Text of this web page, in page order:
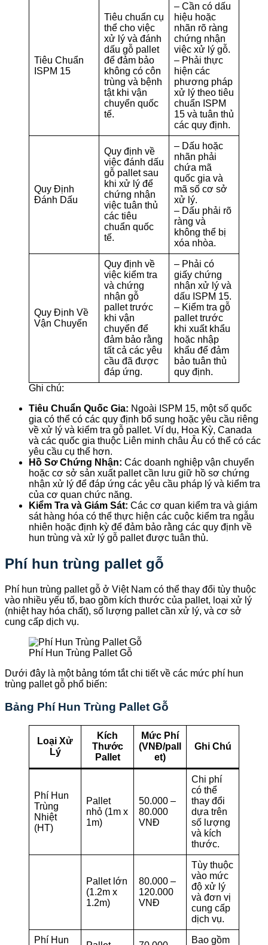
Tiêu Chuẩn
ISPM 15
Tiêu chuẩn cụ
thể cho việc
xử lý và đánh
dấu gỗ pallet
để đảm bảo
không có côn
trùng và bệnh
tật khi vận
chuyển quốc
tế.
– Cần có dấu
hiệu hoặc
nhãn rõ ràng
chứng nhận
việc xử lý gỗ.
– Phải thực
hiện các
phương pháp
xử lý theo tiêu
chuẩn ISPM
15 và tuân thủ
các quy định.
Quy Định
Đánh Dấu
Quy định về
việc đánh dấu
gỗ pallet sau
khi xử lý để
chứng nhận
việc tuân thủ
các tiêu
chuẩn quốc
tế.
– Dấu hoặc
nhãn phải
chứa mã
quốc gia và
mã số cơ sở
xử lý.
– Dấu phải rõ
ràng và
không thể bị
xóa nhòa.
Quy Định Về
Vận Chuyển
Quy định về
việc kiểm tra
và chứng
nhận gỗ
pallet trước
khi vận
chuyển để
đảm bảo rằng
tất cả các yêu
cầu đã được
đáp ứng.
– Phải có
giấy chứng
nhận xử lý và
dấu ISPM 15.
– Kiểm tra gỗ
pallet trước
khi xuất khẩu
hoặc nhập
khẩu để đảm
bảo tuân thủ
quy định.
Ghi chú:
Tiêu Chuẩn Quốc Gia: Ngoài ISPM 15, một số quốc
gia có thể có các quy định bổ sung hoặc yêu cầu riêng
về xử lý và kiểm tra gỗ pallet. Ví dụ, Hoa Kỳ, Canada
và các quốc gia thuộc Liên minh châu Âu có thể có các
yêu cầu cụ thể hơn.
Hồ Sơ Chứng Nhận: Các doanh nghiệp vận chuyển
hoặc cơ sở sản xuất pallet cần lưu giữ hồ sơ chứng
nhận xử lý để đáp ứng các yêu cầu pháp lý và kiểm tra
của cơ quan chức năng.
Kiểm Tra và Giám Sát: Các cơ quan kiểm tra và giám
sát hàng hóa có thể thực hiện các cuộc kiểm tra ngẫu
nhiên hoặc định kỳ để đảm bảo rằng các quy định về
hun trùng và xử lý gỗ pallet được tuân thủ.
Phí hun trùng pallet gỗ
Phí hun trùng pallet gỗ ở Việt Nam có thể thay đổi tùy thuộc
vào nhiều yếu tố, bao gồm kích thước của pallet, loại xử lý
(nhiệt hay hóa chất), số lượng pallet cần xử lý, và cơ sở
cung cấp dịch vụ.
Phí Hun Trùng Pallet Gỗ
Dưới đây là một bảng tóm tắt chi tiết về các mức phí hun
trùng pallet gỗ phổ biến:
Bảng Phí Hun Trùng Pallet Gỗ
Loại Xử
Lý
Kích
Thước
Pallet
Mức Phí
(VNĐ/pall
et)
Ghi Chú
Phí Hun
Trùng
Nhiệt
(HT)
Pallet
nhỏ (1m x
1m)
50.000 –
80.000
VNĐ
Chi phí
có thể
thay đổi
dựa trên
số lượng
và kích
thước.
Pallet lớn
(1.2m x
1.2m)
80.000 –
120.000
VNĐ
Tùy thuộc
vào mức
độ xử lý
và đơn vị
cung cấp
dịch vụ.
Phí Hun Bao gồm